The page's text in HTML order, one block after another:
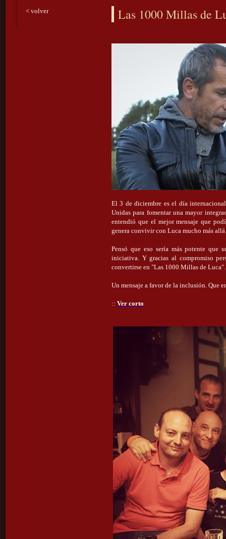
< volver Las 1000 Millas de
El 3 de diciembre es el día
Unidas para fomentar una mayor
entendió que el mejor mensaje que
genera convivir con Luca mucho más
Pensó que eso sería más potente
iniciativa. Y gracias al compromiso
convertirse en "Las 1000 Millas de Luca".
Un mensaje a favor de la inclusión. Que
:: Ver corto